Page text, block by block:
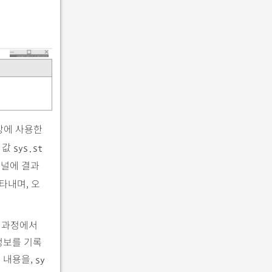
에 사용한
sys.st
에 결과
내며, 오
정에서
를 기록
용을, sy